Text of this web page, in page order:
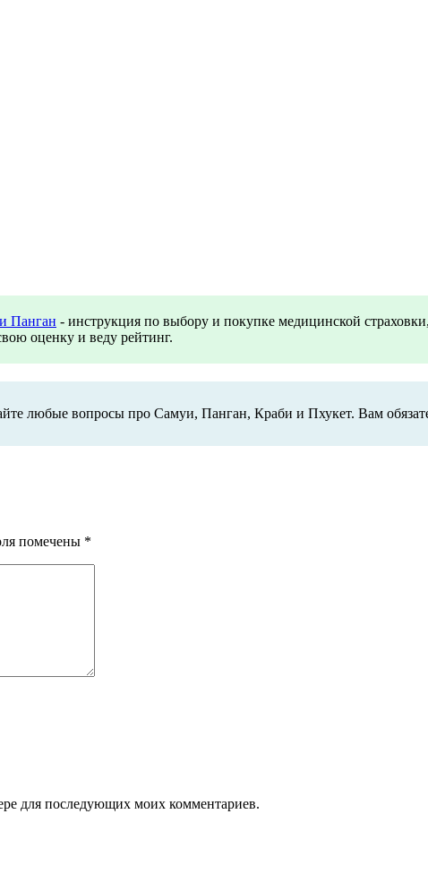
Панган - инструкция по выбору и покупке медицинской
оценку и веду рейтинг.
любые вопросы про Самуи, Панган, Краби и Пхукет. Вам
помечены *
для последующих моих комментариев.